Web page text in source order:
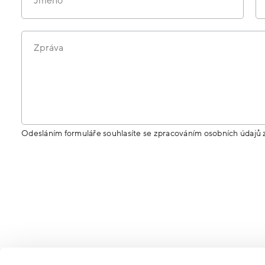
Zpráva
Odesláním formuláře souhlasíte se zpracováním osobních údajů